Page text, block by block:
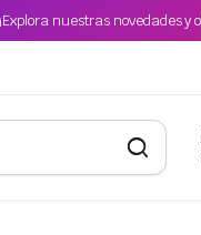
¡Explora nuestras novedades y